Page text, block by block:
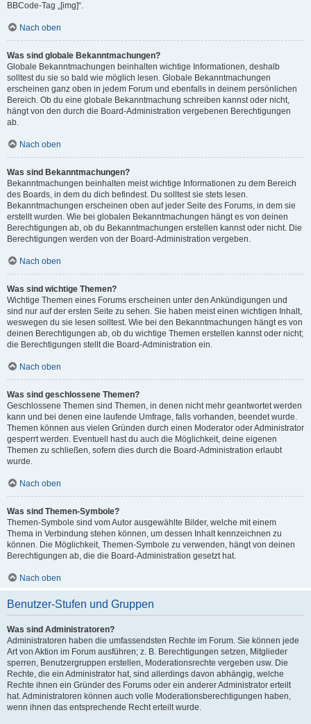
BBCode-Tag „[img]“.
Nach oben
Was sind globale Bekanntmachungen?
Globale Bekanntmachungen beinhalten wichtige Informationen, deshalb
solltest du sie so bald wie möglich lesen. Globale Bekanntmachungen
erscheinen ganz oben in jedem Forum und ebenfalls in deinem persönlichen
Bereich. Ob du eine globale Bekanntmachung schreiben kannst oder nicht,
hängt von den durch die Board-Administration vergebenen Berechtigungen
ab.
Nach oben
Was sind Bekanntmachungen?
Bekanntmachungen beinhalten meist wichtige Informationen zu dem Bereich
des Boards, in dem du dich befindest. Du solltest sie stets lesen.
Bekanntmachungen erscheinen oben auf jeder Seite des Forums, in dem sie
erstellt wurden. Wie bei globalen Bekanntmachungen hängt es von deinen
Berechtigungen ab, ob du Bekanntmachungen erstellen kannst oder nicht. Die
Berechtigungen werden von der Board-Administration vergeben.
Nach oben
Was sind wichtige Themen?
Wichtige Themen eines Forums erscheinen unter den Ankündigungen und
sind nur auf der ersten Seite zu sehen. Sie haben meist einen wichtigen Inhalt,
weswegen du sie lesen solltest. Wie bei den Bekanntmachungen hängt es von
deinen Berechtigungen ab, ob du wichtige Themen erstellen kannst oder nicht;
die Berechtigungen stellt die Board-Administration ein.
Nach oben
Was sind geschlossene Themen?
Geschlossene Themen sind Themen, in denen nicht mehr geantwortet werden
kann und bei denen eine laufende Umfrage, falls vorhanden, beendet wurde.
Themen können aus vielen Gründen durch einen Moderator oder Administrator
gesperrt werden. Eventuell hast du auch die Möglichkeit, deine eigenen
Themen zu schließen, sofern dies durch die Board-Administration erlaubt
wurde.
Nach oben
Was sind Themen-Symbole?
Themen-Symbole sind vom Autor ausgewählte Bilder, welche mit einem
Thema in Verbindung stehen können, um dessen Inhalt kennzeichnen zu
können. Die Möglichkeit, Themen-Symbole zu verwenden, hängt von deinen
Berechtigungen ab, die die Board-Administration gesetzt hat.
Nach oben
Benutzer-Stufen und Gruppen
Was sind Administratoren?
Administratoren haben die umfassendsten Rechte im Forum. Sie können jede
Art von Aktion im Forum ausführen; z. B. Berechtigungen setzen, Mitglieder
sperren, Benutzergruppen erstellen, Moderationsrechte vergeben usw. Die
Rechte, die ein Administrator hat, sind allerdings davon abhängig, welche
Rechte ihnen ein Gründer des Forums oder ein anderer Administrator erteilt
hat. Administratoren können auch volle Moderationsberechtigungen haben,
wenn ihnen das entsprechende Recht erteilt wurde.